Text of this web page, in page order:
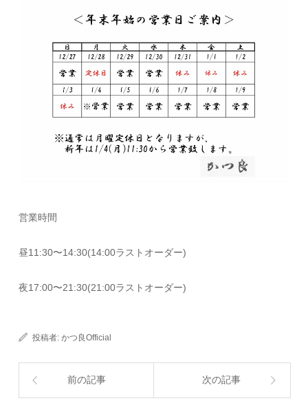
営業時間
昼11:30〜14:30(14:00ラストオーダー)
夜17:00〜21:30(21:00ラストオーダー)
投稿者:かつ良Official
前の記事 次の記事